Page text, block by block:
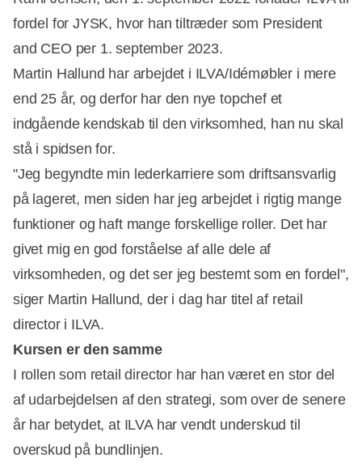
fordel for JYSK, hvor han tiltræder som President
and CEO per 1. september 2023.
Martin Hallund har arbejdet i ILVA/Idémøbler i mere
end 25 år, og derfor har den nye topchef et
indgående kendskab til den virksomhed, han nu skal
stå i spidsen for.
Annonce
"Jeg begyndte min lederkarriere som driftsansvarlig
på lageret, men siden har jeg arbejdet i rigtig mange
funktioner og haft mange forskellige roller. Det har
givet mig en god forståelse af alle dele af
virksomheden, og det ser jeg bestemt som en fordel",
siger Martin Hallund, der i dag har titel af retail
director i ILVA.
Kursen er den samme
I rollen som retail director har han været en stor del
af udarbejdelsen af den strategi, som over de senere
år har betydet, at ILVA har vendt underskud til
overskud på bundlinjen.